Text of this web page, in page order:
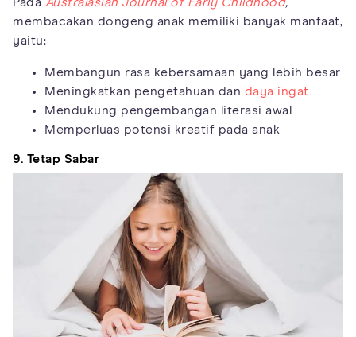
membacakan dongeng anak memiliki banyak manfaat,
yaitu:
Membangun rasa kebersamaan yang lebih besar
Meningkatkan pengetahuan dan daya ingat
Mendukung pengembangan literasi awal
Memperluas potensi kreatif pada anak
9. Tetap Sabar